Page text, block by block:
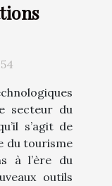
secteur du
s’agit de
du tourisme
à l’ère du
outils